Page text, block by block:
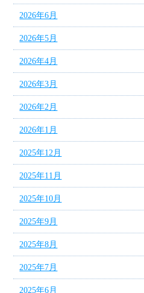
2026年6月
2026年5月
2026年4月
2026年3月
2026年2月
2026年1月
2025年12月
2025年11月
2025年10月
2025年9月
2025年8月
2025年7月
2025年6月